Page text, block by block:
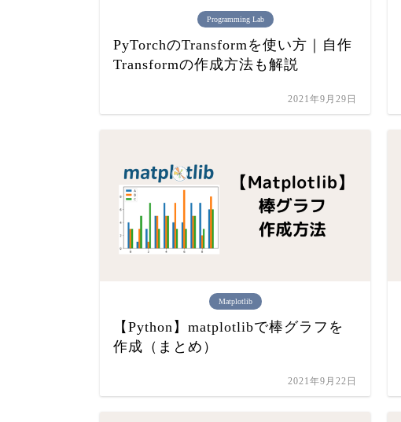
Programming Lab
PyTorchのTransformを使い方｜自作
Transformの作成方法も解説
2021年9月29日
Matplotlib
【Python】matplotlibで棒グラフを
作成（まとめ）
2021年9月22日